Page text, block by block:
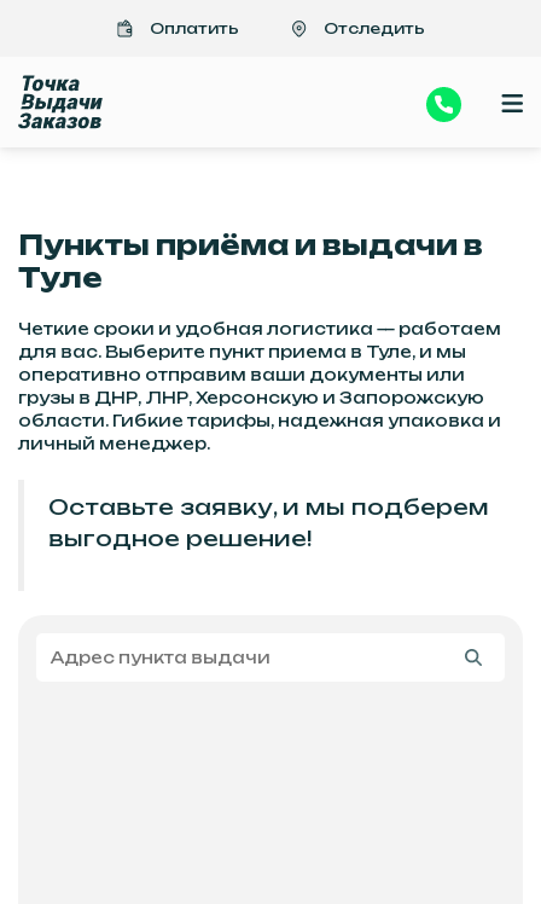
>Отправить посылки, документы в Донецк, Луганск из Тулы |
Быстро, надежно, недорого
Оплатить Отследить
Пункты приёма и выдачи в
Туле
Четкие сроки и удобная логистика — работаем
для вас. Выберите пункт приема в Туле, и мы
оперативно отправим ваши документы или
грузы в ДНР, ЛНР, Херсонскую и Запорожскую
области. Гибкие тарифы, надежная упаковка и
личный менеджер.
Оставьте заявку, и мы подберем
выгодное решение!